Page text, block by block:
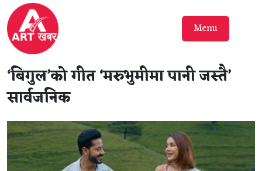
Menu
‘बिगुल’को गीत ‘मरुभुमीमा पानी जस्तै’
सार्वजनिक